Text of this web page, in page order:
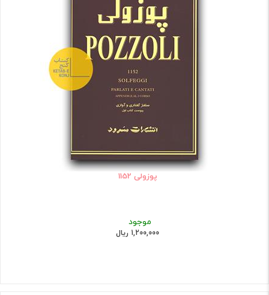
پوزولی 1152
موجود
1,200,000 ریال